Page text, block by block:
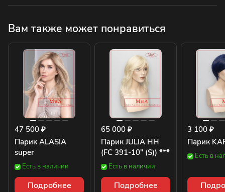
Вам также может понравиться
47 500 ₽
Парик ALASIA
super
Есть в наличии
Подробнее
65 000 ₽
Парик JULIA HH
(FC 391-10" (S)) ***
Есть в наличии
Подробнее
3 100 ₽
Парик
Есть в